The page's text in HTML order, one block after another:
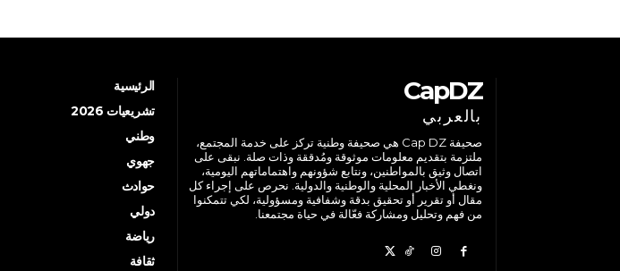
CapDZ
بالعربي
صحيفة Cap DZ هي صحيفة وطنية تركز على خدمة المجتمع،
ملتزمة بتقديم معلومات موثوقة ومُدققة وذات صلة. نبقى على
اتصال وثيق بالمواطنين، ونتابع شؤونهم واهتماماتهم اليومية،
ونغطي الأخبار المحلية والوطنية والدولية. نحرص على إجراء كل
مقال أو تقرير أو تحقيق بدقة وشفافية ومسؤولية، لكي تتمكنوا
من فهم وتحليل ومشاركة فعّالة في حياة مجتمعنا.
الرئيسية
تشريعيات 2026
وطني
جهوي
حوادث
دولي
رياضة
ثقافة